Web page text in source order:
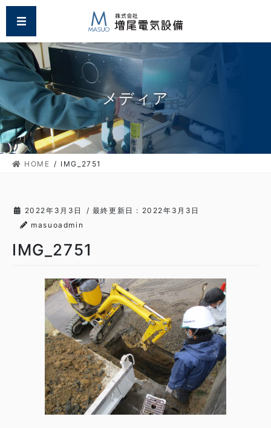
コ
テ
ン
ツ
に
動
ナ
ゲ
ー
シ
ョ
に
移
動
メディア
HOME IMG_2751
2022年3月3日 / 最終更新日 : 2022年3月3日
masuoadmin
IMG_2751